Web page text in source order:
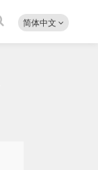
简体中文